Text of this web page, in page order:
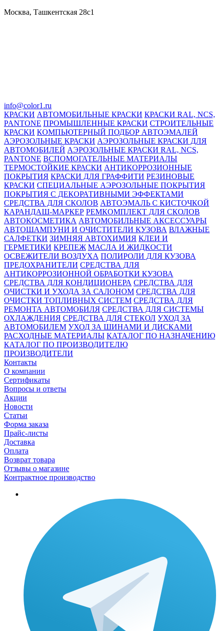
Москва, Ташкентская 28с1
info@color1.ru
КРАСКИ АВТОМОБИЛЬНЫЕ КРАСКИ КРАСКИ RAL, NCS,
PANTONE ПРОМЫШЛЕННЫЕ КРАСКИ СТРОИТЕЛЬНЫЕ
КРАСКИ КОМПЬЮТЕРНЫЙ ПОДБОР АВТОЭМАЛЕЙ
АЭРОЗОЛЬНЫЕ КРАСКИ АЭРОЗОЛЬНЫЕ КРАСКИ ДЛЯ
АВТОМОБИЛЕЙ АЭРОЗОЛЬНЫЕ КРАСКИ RAL, NCS,
PANTONE ВСПОМОГАТЕЛЬНЫЕ МАТЕРИАЛЫ
ТЕРМОСТОЙКИЕ КРАСКИ АНТИКОРРОЗИОННЫЕ
ПОКРЫТИЯ КРАСКИ ДЛЯ ГРАФФИТИ РЕЗИНОВЫЕ
КРАСКИ СПЕЦИАЛЬНЫЕ АЭРОЗОЛЬНЫЕ ПОКРЫТИЯ
ПОКРЫТИЯ С ДЕКОРАТИВНЫМИ ЭФФЕКТАМИ
СРЕДСТВА ДЛЯ СКОЛОВ АВТОЭМАЛЬ С КИСТОЧКОЙ
КАРАНДАШ-МАРКЕР РЕМКОМПЛЕКТ ДЛЯ СКОЛОВ
АВТОКОСМЕТИКА АВТОМОБИЛЬНЫЕ АКСЕССУАРЫ
АВТОШАМПУНИ И ОЧИСТИТЕЛИ КУЗОВА ВЛАЖНЫЕ
САЛФЕТКИ ЗИМНЯЯ АВТОХИМИЯ КЛЕИ И
ГЕРМЕТИКИ КРЕПЕЖ МАСЛА И ЖИДКОСТИ
ОСВЕЖИТЕЛИ ВОЗДУХА ПОЛИРОЛИ ДЛЯ КУЗОВА
ПРЕДОХРАНИТЕЛИ СРЕДСТВА ДЛЯ
АНТИКОРРОЗИОННОЙ ОБРАБОТКИ КУЗОВА
СРЕДСТВА ДЛЯ КОНДИЦИОНЕРА СРЕДСТВА ДЛЯ
ОЧИСТКИ И УХОДА ЗА САЛОНОМ СРЕДСТВА ДЛЯ
ОЧИСТКИ ТОПЛИВНЫХ СИСТЕМ СРЕДСТВА ДЛЯ
РЕМОНТА АВТОМОБИЛЯ СРЕДСТВА ДЛЯ СИСТЕМЫ
ОХЛАЖДЕНИЯ СРЕДСТВА ДЛЯ СТЕКОЛ УХОД ЗА
АВТОМОБИЛЕМ УХОД ЗА ШИНАМИ И ДИСКАМИ
РАСХОДНЫЕ МАТЕРИАЛЫ КАТАЛОГ ПО НАЗНАЧЕНИЮ
КАТАЛОГ ПО ПРОИЗВОДИТЕЛЮ
ПРОИЗВОДИТЕЛИ
Контакты
О компании
Сертификаты
Вопросы и ответы
Акции
Новости
Статьи
Форма заказа
Прайс-листы
Доставка
Оплата
Возврат товара
Отзывы о магазине
Контрактное производство